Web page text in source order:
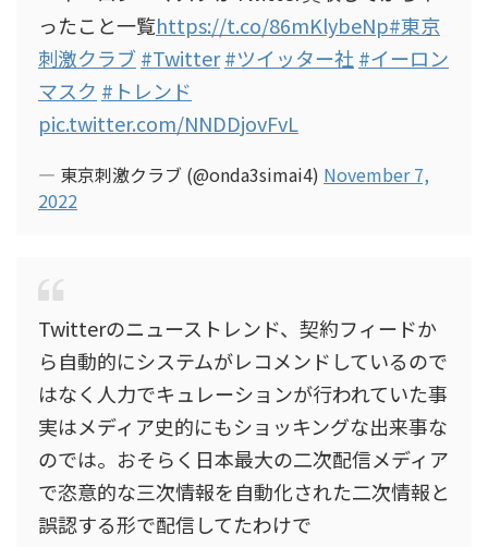
ったこと一覧https://t.co/86mKlybeNp#東京
刺激クラブ#Twitter#ツイッター社 #イーロン
マスク #トレンド
pic.twitter.com/NNDDjovFvL
— 東京刺激クラブ (@onda3simai4) November 7,
2022
Twitterのニューストレンド、契約フィードか
ら自動的にシステムがレコメンドしているので
はなく人力でキュレーションが行われていた事
実はメディア史的にもショッキングな出来事な
のでは。おそらく日本最大の二次配信メディア
で恣意的な三次情報を自動化された二次情報と
誤認する形で配信してたわけで